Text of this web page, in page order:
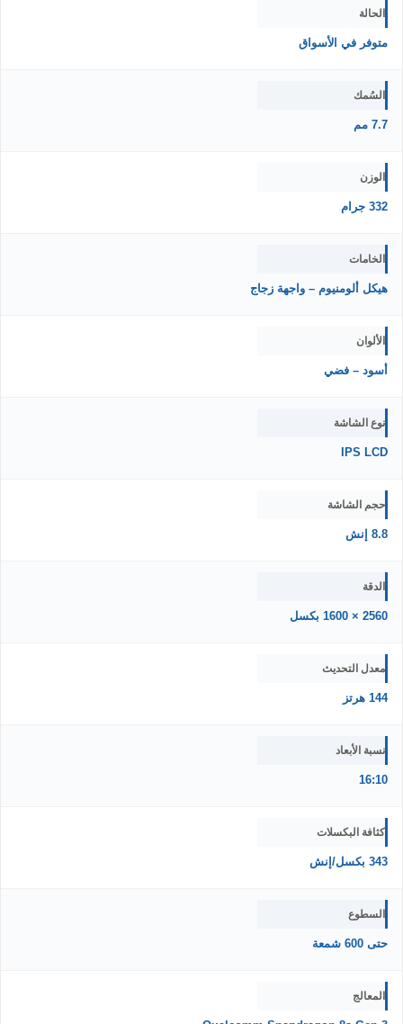
الحالة
متوفر في الأسواق
السُمك
7.7 مم
الوزن
332 جرام
الخامات
هيكل ألومنيوم – واجهة زجاج
الألوان
أسود – فضي
نوع الشاشة
IPS LCD
حجم الشاشة
8.8 إنش
الدقة
2560 × 1600 بكسل
معدل التحديث
144 هرتز
نسبة الأبعاد
16:10
كثافة البكسلات
343 بكسل/إنش
السطوع
حتى 600 شمعة
المعالج